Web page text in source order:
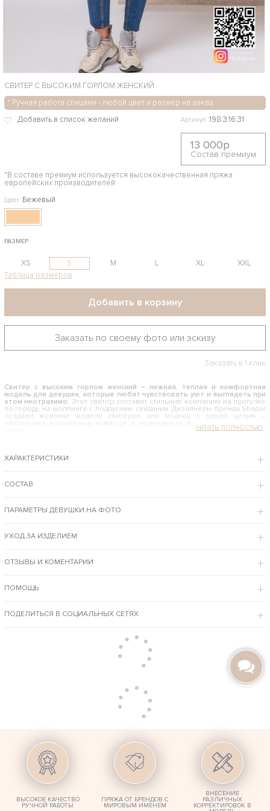
СВИТЕР С ВЫСОКИМ ГОРЛОМ ЖЕНСКИЙ
* Ручная работа спицами - любой цвет и размер на заказ
Артикул 198.3.16.31
13 000р
Состав премиум
*В составе премиум используется высококачественная пряжа
европейских производителей
Цвет Бежевый
РАЗМЕР
XS S M L XL
XXL
Таблица размеров
Добавить в корзину
Заказать по своему фото или эскизу
Заказать в 1 клик
Свитер с высоким горлом женский – нежная, теплая и комфортная
модель для девушек, которые любят чувствовать уют и выглядеть при
этом неотразимо. Этот свитер составит стильную компанию на прогулке
по городу, на шоппинге с подругами, свидании. Дизайнеры бренда Shapar
создают женские модели свитеров для модниц с одной целью –
обеспечить волшебный комфорт и подчеркнуть безупречное чувство
Модный фасон оверсайз идеально подходит для девушек и женщин с
узкими джинсами или черными леггенсами этот свитер будет смотреться
потрясающе. Для романтичного настроения можно комбинировать
а также с возможностью примерки нескольких моделек.
Вещь выполнена простой крупной вязкой спицами без узоров с
хрупким и женственным.
Комфортный размер хорошо садится на женскую фигурку.
Выполним данную модельку в нужном Вам размере, любимом цветовом
ХАРАКТЕРИСТИКИ
СОСТАВ
ПАРАМЕТРЫ ДЕВУШКИ НА ФОТО
УХОД ЗА ИЗДЕЛИЕМ
ОТЗЫВЫ И КОМЕНТАРИИ
ПОМОЩЬ
ПОДЕЛИТЬСЯ В СОЦИАЛЬНЫХ СЕТЯХ
ВЫСОКОЕ КАЧЕСТВО
РУЧНОЙ РАБОТЫ
ПРЯЖА ОТ БРЕНДОВ С
МИРОВЫМ ИМЕНЕМ
ВНЕСЕНИЕ
РАЗЛИЧНЫХ
КОРРЕКТИРОВОК В